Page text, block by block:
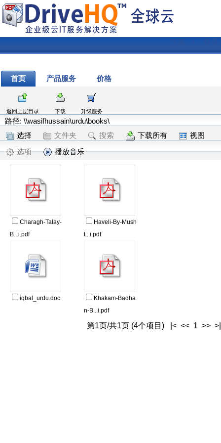
登录
首页 产品服务 价格
返回上层目录 下载 升级服务
路径: \\wasifhussain\urdu\books\
选择
文件夹 搜索 下载所有
视图
选项
播放音乐
Charagh-Talay-
B...i.pdf
Haveli-By-Mush
t...i.pdf
iqbal_urdu.doc
Khakam-Badha
n-B...i.pdf
第1页/共1页 (4个项目) |< << 1 >> >|